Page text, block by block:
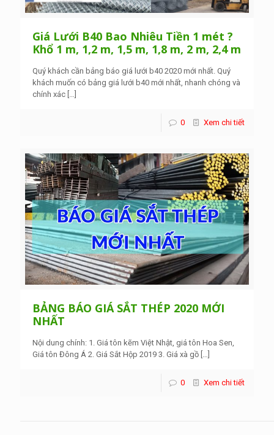
Giá Lưới B40 Bao Nhiêu Tiền 1 mét ?
Khổ 1 m, 1,2 m, 1,5 m, 1,8 m, 2 m, 2,4 m
Quý khách cần bảng báo giá lưới b40 2020 mới nhất. Quý
khách muốn có bảng giá lưới b40 mới nhất, nhanh chóng và
chính xác
0 Xem chi tiết
BẢNG BÁO GIÁ SẮT THÉP 2020 MỚI
NHẤT
Nội dung chính: 1. Giá tôn kẽm Việt Nhật, giá tôn Hoa Sen,
Giá tôn Đông Á 2. Giá Sắt Hộp 2019 3. Giá xà gồ […]
0 Xem chi tiết